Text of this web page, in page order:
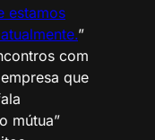
estamos
”
com
que
mútua”